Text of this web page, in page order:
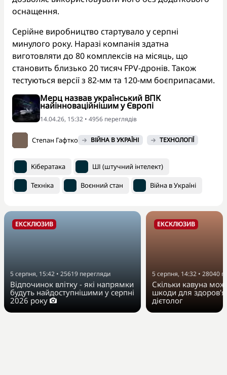
оснащення.
Серійне виробництво стартувало у серпні
минулого року. Наразі компанія здатна
виготовляти до 80 комплексів на місяць, що
становить близько 20 тисяч FPV-дронів. Також
тестуються версії з 82-мм та 120-мм боєприпасами.
Мерц назвав український ВПК
найінноваційнішим у Європі
14.04.26, 15:32 • 4956 переглядiв
Степан Гафтко ВІЙНА В УКРАЇНІ ТЕХНОЛОГІЇ
Кібератака ШІ (штучний інтелект)
Техніка Воєнний стан Війна в Україні
ЕКСКЛЮЗИВ
5 серпня, 15:42 • 25619 перегляди
Відпочинок влітку - які напрямки
будуть найдоступнішими у серпні
2026 року
ЕКСКЛЮЗИВ
5 серпня, 14:32 • 28040
Скільки кавуна
шкоди для
дієтолог